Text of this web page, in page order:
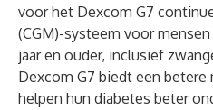
voor het Dexcom G7
(CGM)-systeem voor
jaar en ouder, inclusief
Dexcom G7 biedt een betere
helpen hun diabetes beter